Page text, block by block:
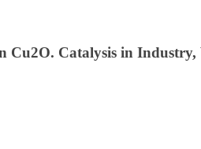
Cu2O. Catalysis in